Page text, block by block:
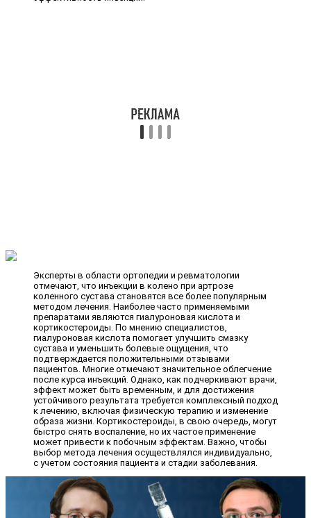
Эксперты в области ортопедии и ревматологии
отмечают, что инъекции в колено при артрозе
коленного сустава становятся все более популярным
методом лечения. Наиболее часто применяемыми
препаратами являются гиалуроновая кислота и
кортикостероиды. По мнению специалистов,
гиалуроновая кислота помогает улучшить смазку
сустава и уменьшить болевые ощущения, что
подтверждается положительными отзывами
пациентов. Многие отмечают значительное облегчение
после курса инъекций. Однако, как подчеркивают врачи,
эффект может быть временным, и для достижения
устойчивого результата требуется комплексный подход
к лечению, включая физическую терапию и изменение
образа жизни. Кортикостероиды, в свою очередь, могут
быстро снять воспаление, но их частое применение
может привести к побочным эффектам. Важно, чтобы
выбор метода лечения осуществлялся индивидуально,
с учетом состояния пациента и стадии заболевания.